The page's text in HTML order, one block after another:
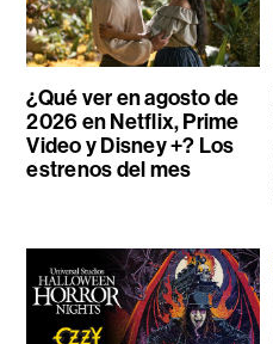
¿Qué ver en agosto de
2026 en Netflix, Prime
Video y Disney +? Los
estrenos del mes